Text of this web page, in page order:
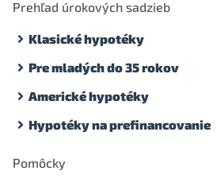
Prehľad úrokových sadzieb
Klasické hypotéky
Pre mladých do 35 rokov
Americké hypotéky
Hypotéky na prefinancovanie
Pomôcky